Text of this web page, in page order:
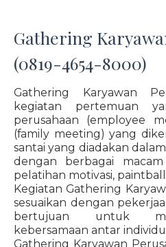
Gathering
(0819-4654-8000)
Gathering Karyawan
kegiatan pertemuan
perusahaan (employee
(family meeting) yang
santai yang diadakan
dengan berbagai
pelatihan motivasi,
Kegiatan Gathering
sesuaikan dengan
bertujuan untuk
kebersamaan antar
Gathering Karyawan